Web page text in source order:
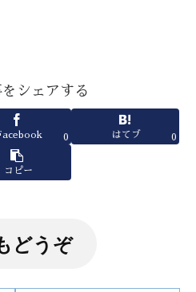
シェアする
0 はてブ 0
コピー
どうぞ